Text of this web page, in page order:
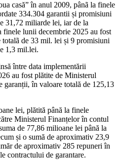
casă” în anul 2009, pânã la finele
334.304 garantii și promisiuni
31,72 miliarde lei, iar de la
finele lunii decembrie 2025 au fost
de 33 mil. lei și 9 promisiuni
1,3 mil.lei.
între data implementării
au fost plătite de Ministerul
garanții, în valoare totală de 125,13
lei, plătită până la finele
Ministerul Finanțelor în contul
de 77,86 milioane lei până la
și o sumă de aproximativ 23,9
de aproximativ 285 repuneri în
contractului de garantare.